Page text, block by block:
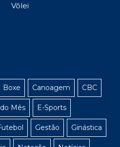
Vôlei
Boxe Canoagem CBC
Mês E-Sports
Gestão Ginástica